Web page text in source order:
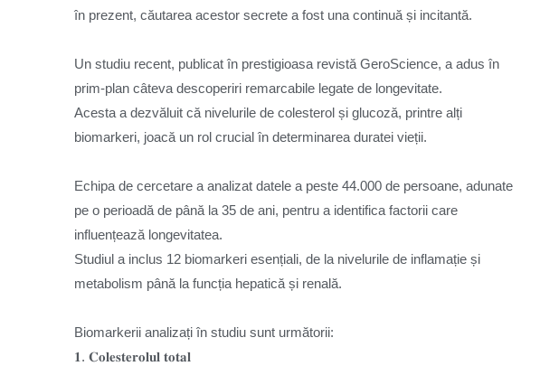
în prezent, căutarea acestor secrete a fost una continuă și incitantă.
Un studiu recent, publicat în prestigioasa revistă GeroScience, a adus în
prim-plan câteva descoperiri remarcabile legate de longevitate.
Acesta a dezvăluit că nivelurile de colesterol și glucoză, printre alți
biomarkeri, joacă un rol crucial în determinarea duratei vieții.
Echipa de cercetare a analizat datele a peste 44.000 de persoane, adunate
pe o perioadă de până la 35 de ani, pentru a identifica factorii care
influențează longevitatea.
Studiul a inclus 12 biomarkeri esențiali, de la nivelurile de inflamație și
metabolism până la funcția hepatică și renală.
Biomarkerii analizați în studiu sunt următorii:
𝟏. 𝐂𝐨𝐥𝐞𝐬𝐭𝐞𝐫𝐨𝐥𝐮𝐥 𝐭𝐨𝐭𝐚𝐥